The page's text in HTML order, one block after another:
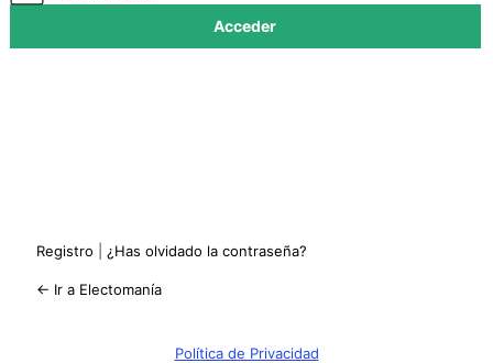
Registro ¿Has olvidado la contraseña?
← Ir a Electomanía
Política de Privacidad